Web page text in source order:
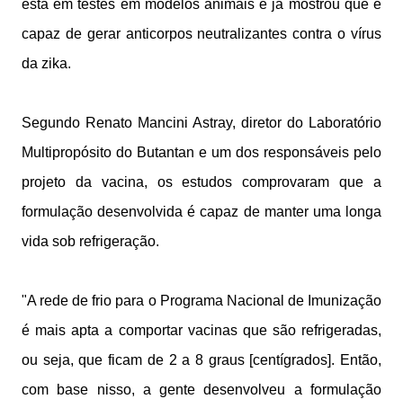
está em testes em modelos animais e já mostrou que é
capaz de gerar anticorpos neutralizantes contra o vírus
da zika.
Segundo Renato Mancini Astray, diretor do Laboratório
Multipropósito do Butantan e um dos responsáveis pelo
projeto da vacina, os estudos comprovaram que a
formulação desenvolvida é capaz de manter uma longa
vida sob refrigeração.
"A rede de frio para o Programa Nacional de Imunização
é mais apta a comportar vacinas que são refrigeradas,
ou seja, que ficam de 2 a 8 graus [centígrados]. Então,
com base nisso, a gente desenvolveu a formulação